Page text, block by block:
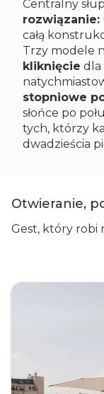
Centralny
rozwiązanie:
całą
Trzy modele
kliknięcie dla
stopniowe
słońce po
tych, którzy
dwadzieścia
Otwieranie,
Gest, który robi